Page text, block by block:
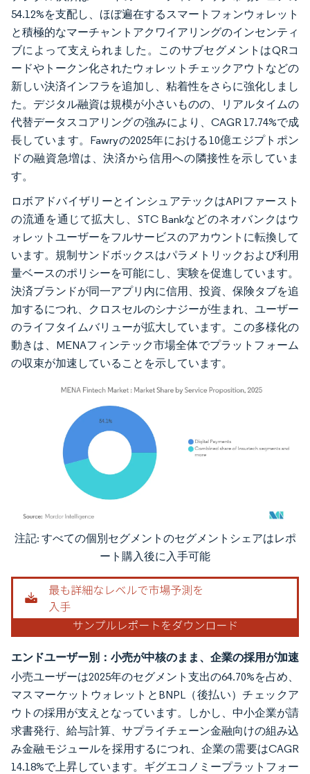
54.12%を支配し、ほぼ遍在するスマートフォンウォレット
と積極的なマーチャントアクワイアリングのインセンティ
ブによって支えられました。このサブセグメントはQRコ
ードやトークン化されたウォレットチェックアウトなどの
新しい決済インフラを追加し、粘着性をさらに強化しまし
た。デジタル融資は規模が小さいものの、リアルタイムの
代替データスコアリングの強みにより、CAGR 17.74%で成
長しています。Fawryの2025年における10億エジプトポン
ドの融資急増は、決済から信用への隣接性を示していま
す。
ロボアドバイザリーとインシュアテックはAPIファースト
の流通を通じて拡大し、STC Bankなどのネオバンクはウ
ォレットユーザーをフルサービスのアカウントに転換して
います。規制サンドボックスはパラメトリックおよび利用
量ベースのポリシーを可能にし、実験を促進しています。
決済ブランドが同一アプリ内に信用、投資、保険タブを追
加するにつれ、クロスセルのシナジーが生まれ、ユーザー
のライフタイムバリューが拡大しています。この多様化の
動きは、MENAフィンテック市場全体でプラットフォーム
の収束が加速していることを示しています。
画像 © Mordor Intelligence。再利用にはCC BY 4.0の表示が必要です。
注記: すべての個別セグメントのセグメントシェアはレポ
ート購入後に入手可能
エンドユーザー別：小売が中核のまま、企業の採用が加速
小売ユーザーは2025年のセグメント支出の64.70%を占め、
マスマーケットウォレットとBNPL（後払い）チェックア
ウトの採用が支えとなっています。しかし、中小企業が請
求書発行、給与計算、サプライチェーン金融向けの組み込
み金融モジュールを採用するにつれ、企業の需要はCAGR
14.18%で上昇しています。ギグエコノミープラットフォー